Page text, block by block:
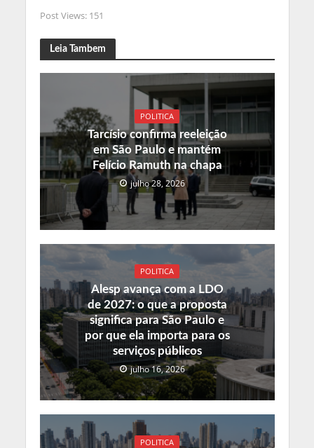
Post Views: 151
Leia Tambem
POLITICA
Tarcísio confirma reeleição
em São Paulo e mantém
Felício Ramuth na chapa
julho 28, 2026
POLITICA
Alesp avança com a LDO
de 2027: o que a proposta
significa para São Paulo e
por que ela importa para os
serviços públicos
julho 16, 2026
POLITICA